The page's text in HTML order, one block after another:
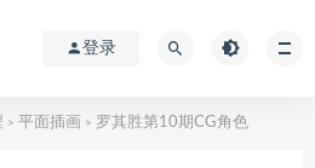
登录
> 平面插画 > 罗其胜第10期CG角色